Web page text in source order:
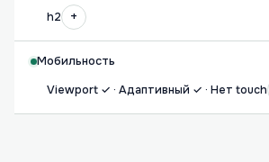
h2
+
Мобильность
Viewport ✓ · Адаптивный ✓ · Нет touch